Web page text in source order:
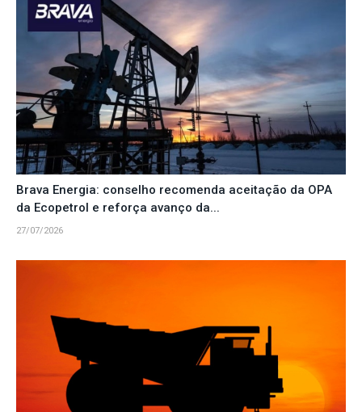
Brava Energia: conselho recomenda aceitação da OPA
da Ecopetrol e reforça avanço da...
27/07/2026